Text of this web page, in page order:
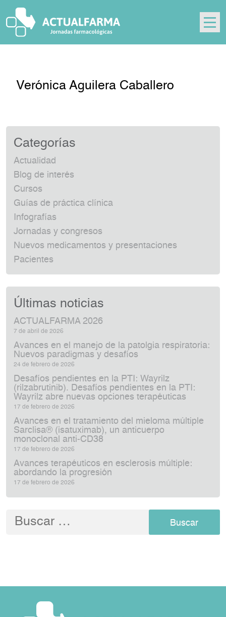
content
Verónica Aguilera Caballero
Categorías
Actualidad
Blog de interés
Cursos
Guías de práctica clínica
Infografías
Jornadas y congresos
Nuevos medicamentos y presentaciones
Pacientes
Últimas noticias
ACTUALFARMA 2026
7 de abril de 2026
Avances en el manejo de la patolgia respiratoria:
Nuevos paradigmas y desafíos
24 de febrero de 2026
Desafíos pendientes en la PTI: Wayrilz
(rilzabrutinib). Desafíos pendientes en la PTI:
Wayrilz abre nuevas opciones terapéuticas
17 de febrero de 2026
Avances en el tratamiento del mieloma múltiple
Sarclisa® (isatuximab), un anticuerpo
monoclonal anti‑CD38
17 de febrero de 2026
Avances terapéuticos en esclerosis múltiple:
abordando la progresión
17 de febrero de 2026
Buscar: